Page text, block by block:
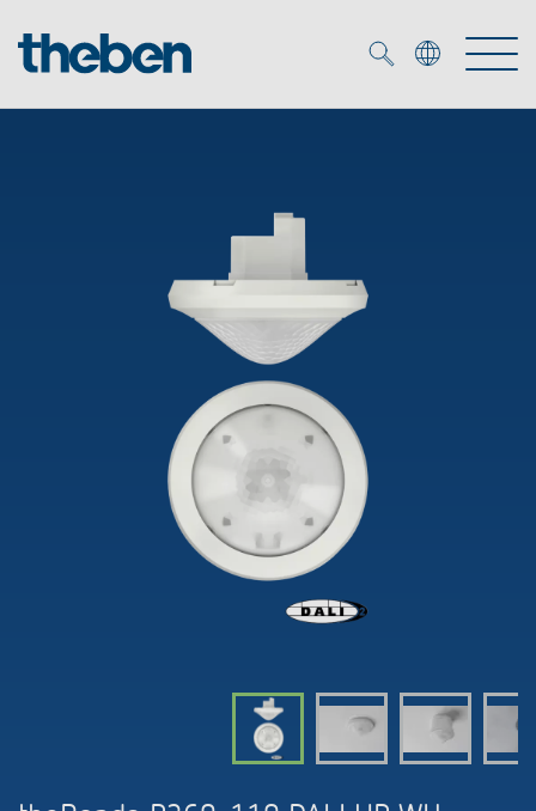
Détecteurs de présence et de mouvement
Spots LED
Contrôle du temps et de la lumière
Experts OEM
Références
Contrôle du temps et de la lumière
Commande d'éclairage DALI-2
Systèmes KNX
Système pour maison intelligente
Détecteurs de présence et de mouvement
Médiathèque
Catalogues et prospectus
Commande de catalogue
Communiqué de presse
BIM-Portail
Distribution dans le monde